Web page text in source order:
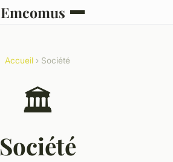
Emcomus
Accueil › Société
🏛️
Société